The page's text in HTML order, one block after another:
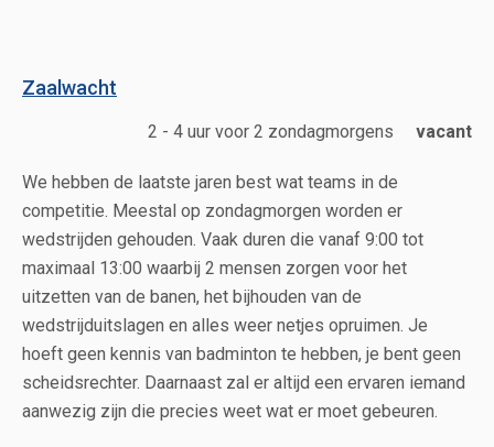
Zaalwacht
2 - 4 uur voor 2 zondagmorgens vacant
We hebben de laatste jaren best wat teams in de
competitie. Meestal op zondagmorgen worden er
wedstrijden gehouden. Vaak duren die vanaf 9:00 tot
maximaal 13:00 waarbij 2 mensen zorgen voor het
uitzetten van de banen, het bijhouden van de
wedstrijduitslagen en alles weer netjes opruimen. Je
hoeft geen kennis van badminton te hebben, je bent geen
scheidsrechter. Daarnaast zal er altijd een ervaren iemand
aanwezig zijn die precies weet wat er moet gebeuren.